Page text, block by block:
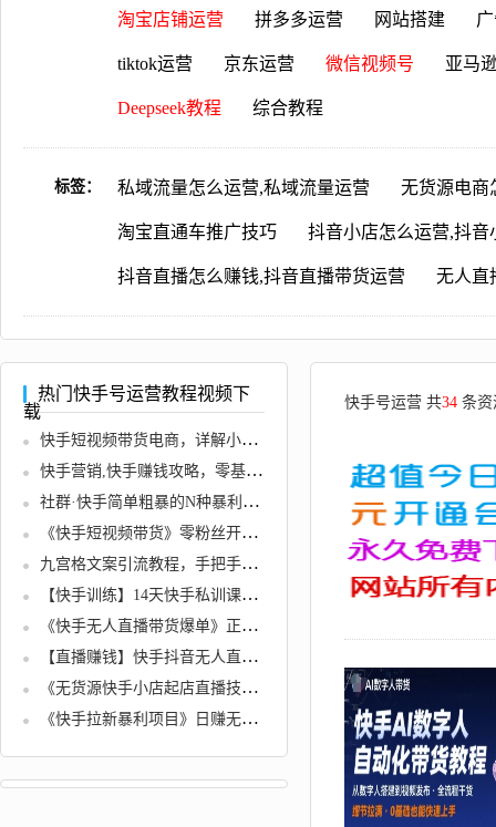
淘宝店铺运营 拼多多运营 网站搭建
tiktok运营 京东运营 微信视频号 亚马
Deepseek教程 综合教程
标签： 私域流量怎么运营,私域流量运营 无货源电商
淘宝直通车推广技巧 抖音小店怎么运营,抖音
抖音直播怎么赚钱,抖音直播带货运营 无人直
热门快手号运营教程视频下
载
快手短视频带货电商，详解小店开通与磁力金牛，打造爆款视频
快手营销,快手赚钱攻略，零基础0投资0风险，普通人每月轻松多赚1万块！
社群·快手简单粗暴的N种暴利变现玩法（线下-收费12800元）
《快手短视频带货》零粉丝开撸，纯自然流量，长久可持续，日入过万
九宫格文案引流教程，手把手教你快手引流精准宝妈粉
【快手训练】14天快手私训课带你成网红
《快手无人直播带货爆单》正规合法长期稳定，单账号月收益5000+可批量操作
【直播赚钱】快手抖音无人直播项目躺赚带货技术教程
《无货源快手小店起店直播技术》新起号当天直播就出单，操作流程
《快手拉新暴利项目》日赚无上限，再干一年没问题
快手号运营 共34 条资